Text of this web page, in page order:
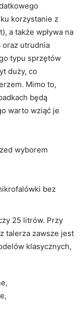
korzystanie z
a także wpływa na
oraz utrudnia
typu sprzętów
duży, co
Mimo to,
będą
warto wziąć je
wyborem
bez
25 litrów. Przy
talerza zawsze jest
klasycznych,